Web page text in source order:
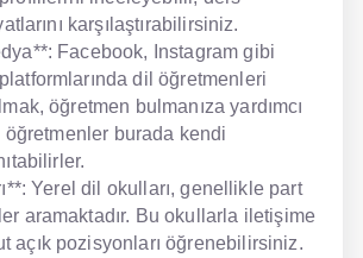
karşılaştırabilirsiniz.
Facebook, Instagram gibi
dil öğretmenleri
öğretmen bulmanıza yardımcı
öğretmenler burada kendi
Yerel dil okulları, genellikle part
aramaktadır. Bu okullarla iletişime
açık pozisyonları öğrenebilirsiniz.